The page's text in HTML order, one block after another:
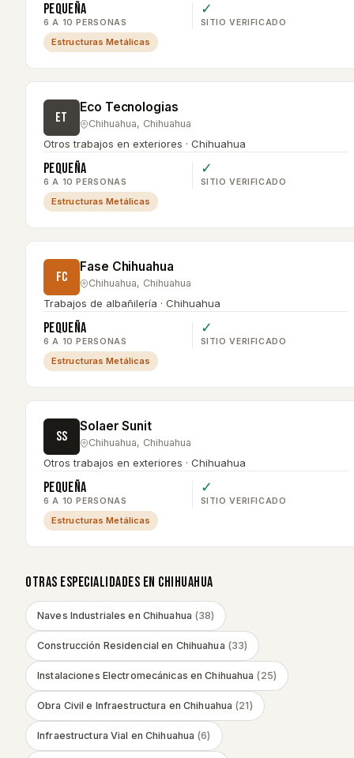
Pequeña
6 A 10 PERSONAS
✓
SITIO VERIFICADO
Estructuras Metálicas
ET
Eco Tecnologias
Chihuahua, Chihuahua
Otros trabajos en exteriores · Chihuahua
Pequeña
6 A 10 PERSONAS
✓
SITIO VERIFICADO
Estructuras Metálicas
FC
Fase Chihuahua
Chihuahua, Chihuahua
Trabajos de albañilería · Chihuahua
Pequeña
6 A 10 PERSONAS
✓
SITIO VERIFICADO
Estructuras Metálicas
SS
Solaer Sunit
Chihuahua, Chihuahua
Otros trabajos en exteriores · Chihuahua
Pequeña
6 A 10 PERSONAS
✓
SITIO VERIFICADO
Estructuras Metálicas
OTRAS ESPECIALIDADES EN CHIHUAHUA
Naves Industriales en Chihuahua (38)
Construcción Residencial en Chihuahua (33)
Instalaciones Electromecánicas enChihuahua (25)
Obra Civil e Infraestructura en Chihuahua (21)
Infraestructura Vial en Chihuahua (6)